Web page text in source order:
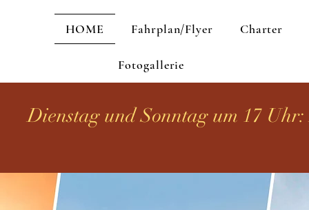
HOME Fahrplan/Flyer Charter
Fotogallerie
Dienstag und Sonntag um 17